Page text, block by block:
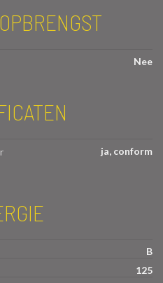
Nee
ja, conform
B
125